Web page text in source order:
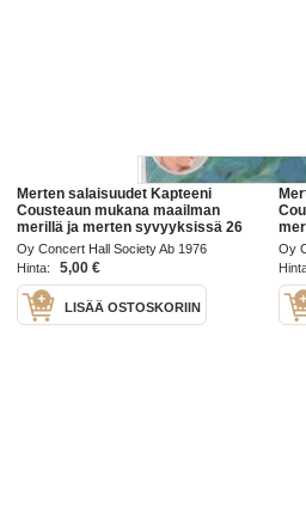
Merten salaisuudet Kapteeni
Cousteaun mukana maailman
merillä ja merten syvyyksissä 26
/76
Oy Concert Hall Society Ab 1976
Hinta:
5,00 €
LISÄÄ OSTOSKORIIN
/76
Oy